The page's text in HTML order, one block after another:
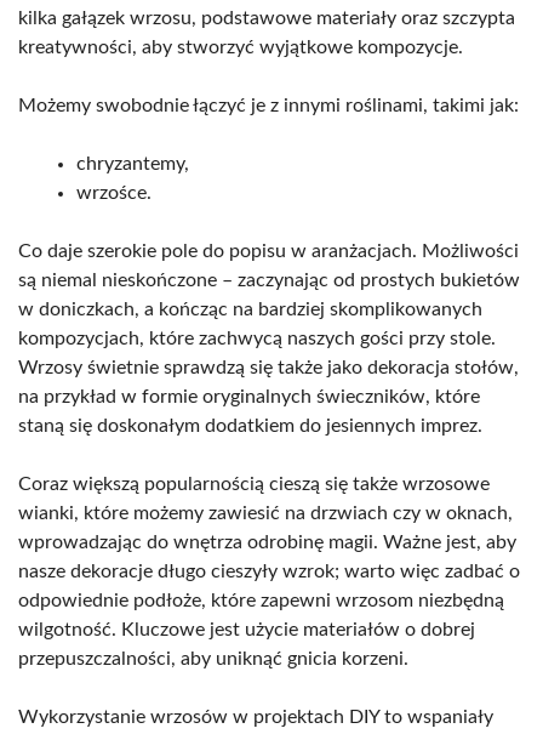
kilka gałązek wrzosu, podstawowe materiały oraz szczypta
kreatywności, aby stworzyć wyjątkowe kompozycje.
Możemy swobodnie łączyć je z innymi roślinami, takimi jak:
chryzantemy,
wrzośce.
Co daje szerokie pole do popisu w aranżacjach. Możliwości
są niemal nieskończone – zaczynając od prostych bukietów
w doniczkach, a kończąc na bardziej skomplikowanych
kompozycjach, które zachwycą naszych gości przy stole.
Wrzosy świetnie sprawdzą się także jako dekoracja stołów,
na przykład w formie oryginalnych świeczników, które
staną się doskonałym dodatkiem do jesiennych imprez.
Coraz większą popularnością cieszą się także wrzosowe
wianki, które możemy zawiesić na drzwiach czy w oknach,
wprowadzając do wnętrza odrobinę magii. Ważne jest, aby
nasze dekoracje długo cieszyły wzrok; warto więc zadbać o
odpowiednie podłoże, które zapewni wrzosom niezbędną
wilgotność. Kluczowe jest użycie materiałów o dobrej
przepuszczalności, aby uniknąć gnicia korzeni.
Wykorzystanie wrzosów w projektach DIY to wspaniały